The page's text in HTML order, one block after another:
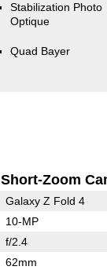
Stabilization Photo
Optique
Quad Bayer
Short-Zoom
Galaxy Z Fold 4
10-MP
f/2.4
62mm